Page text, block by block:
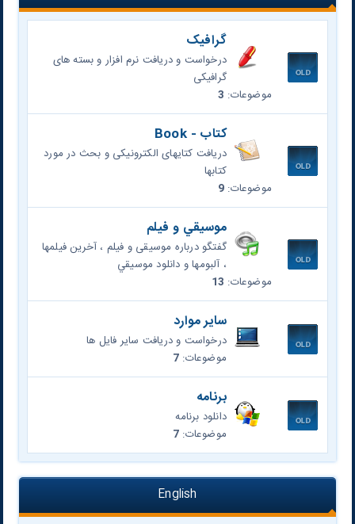
گرافیک
درخواست و دریافت نرم افزار و بسته های
گرافیکی
موضوعات: 3
کتاب - Book
دریافت کتایهای الکترونیکی و بحث در مورد
کتابها
موضوعات: 9
موسيقي و فیلم
گفتگو درباره موسیقی و فیلم ، آخرين فیلمها
، آلبومها و دانلود موسيقي
موضوعات: 13
سایر موارد
درخواست و دریافت سایر فایل ها
موضوعات: 7
برنامه
دانلود برنامه
موضوعات: 7
English